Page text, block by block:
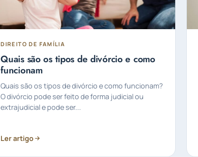
DIREITO DE FAMÍLIA
Quais são os tipos de divórcio e como
funcionam
Quais são os tipos de divórcio e como funcionam?
O divórcio pode ser feito de forma judicial ou
extrajudicial e pode ser...
Ler artigo